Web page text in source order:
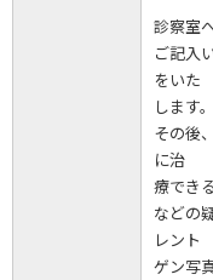
診察室
ご記入
をいた
します。
その後
に治
療でき
などの
レント
ゲン写